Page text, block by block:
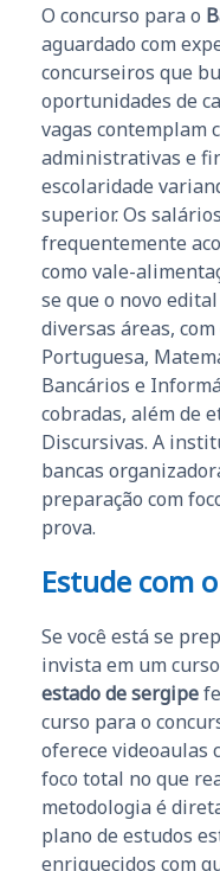
O concurso para o
aguardado com
concurseiros que
oportunidades de
vagas contemplam
administrativas e
escolaridade
superior. Os
frequentemente
como vale-
se que o novo
diversas áreas,
Portuguesa,
Bancários e
cobradas, além de
Discursivas. A
bancas
preparação com
prova.
Estude com
Se você está se
invista em um
estado de sergipe
curso para o
oferece videoaulas
foco total no que
metodologia é
plano de estudos
enriquecidos com